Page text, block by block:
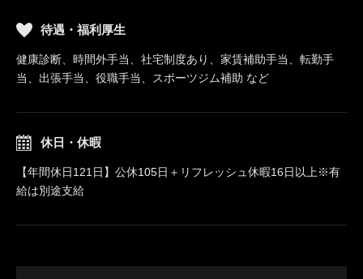
待遇・福利厚生
健康診断、時間外手当、社宅制度あり、家賃補助手当、転勤手
当、出張手当、役職手当、スポーツジム補助 など
休日・休暇
【年間休日121日】公休105日＋リフレッシュ休暇16日以上※有
給は別途支給